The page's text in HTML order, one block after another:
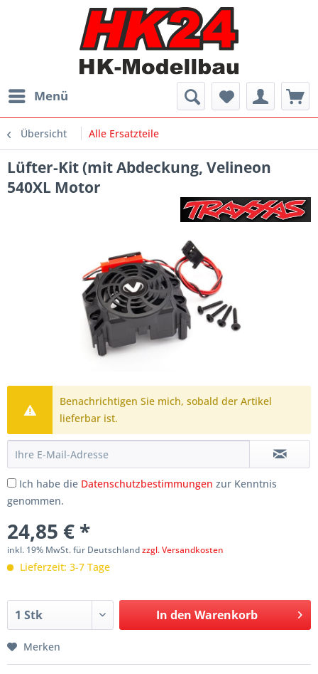
Menü
Übersicht Alle Ersatzteile
Lüfter-Kit (mit Abdeckung, Velineon
540XL Motor
Benachrichtigen Sie mich, sobald der Artikel
lieferbar ist.
Ich habe die Datenschutzbestimmungen zur Kenntnis
genommen.
24,85 € *
inkl. 19% MwSt. für Deutschlandzzgl. Versandkosten
Lieferzeit: 3-7 Tage
In den Warenkorb
Merken